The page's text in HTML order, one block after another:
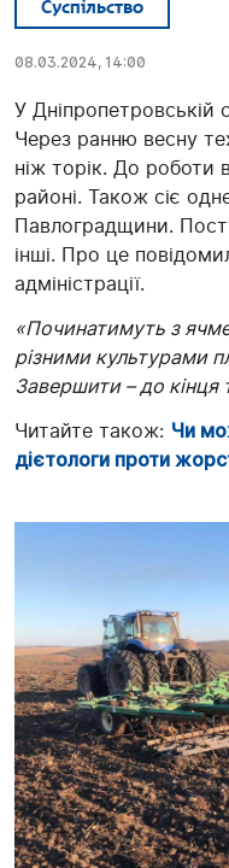
Суспільство
08.03.2024, 14:00
У Дніпропетровській
Через ранню весну
ніж торік. До роботи
районі. Також сіє
Павлоградщини.
інші. Про це
адміністрації.
«Починатимуть з
різними культурами
Завершити – до
Читайте також: Чи
дієтологи проти